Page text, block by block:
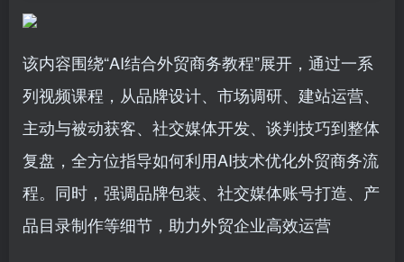
该内容围绕“AI结合外贸商务教程”展开，通过一系
列视频课程，从品牌设计、市场调研、建站运营、
主动与被动获客、社交媒体开发、谈判技巧到整体
复盘，全方位指导如何利用AI技术优化外贸商务流
程。同时，强调品牌包装、社交媒体账号打造、产
品目录制作等细节，助力外贸企业高效运营